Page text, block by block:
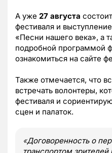
А уже 27 августа
фестиваля и
«Песни нашего века», а
подробной программой
ознакомиться на сайте
Также отмечается, что
встречать волонтеры,
фестиваля и
сцен и палаток.
«Договоренность о
транспортом зрителей